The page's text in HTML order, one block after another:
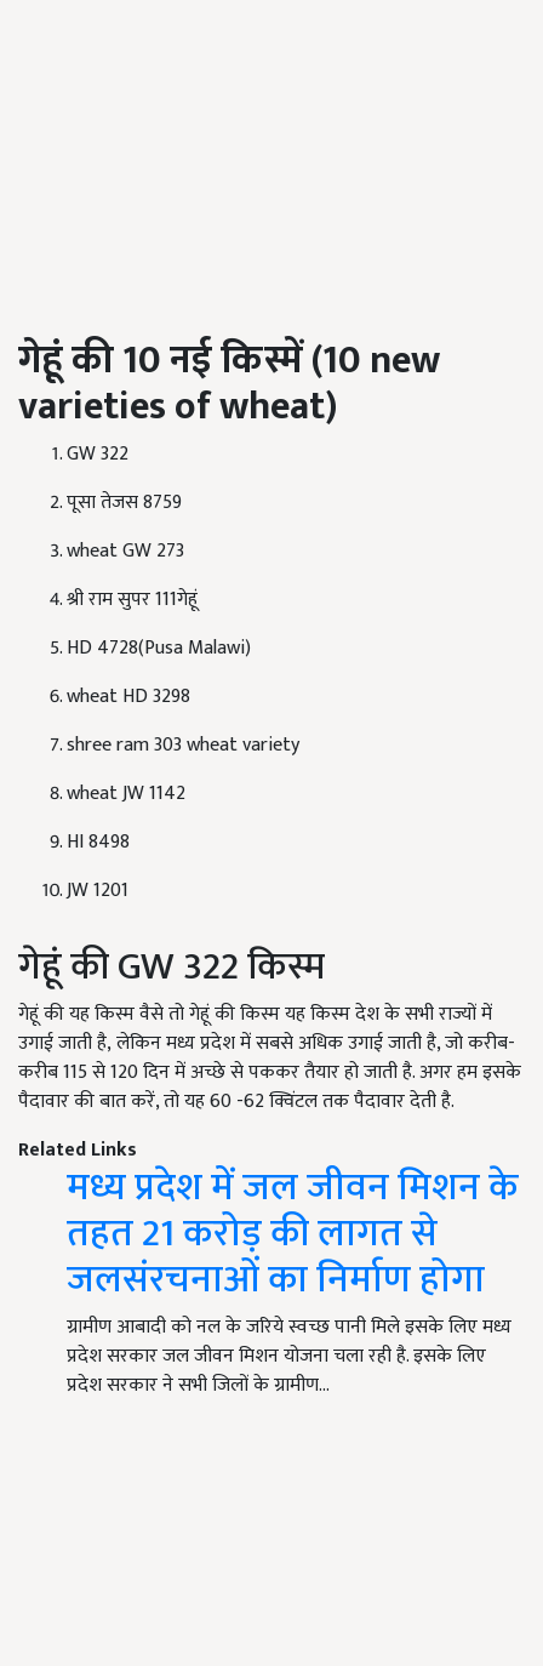
गेहूं की10नई किस्में(10 new
varieties of wheat)
GW 322
पूसा तेजस 8759
wheat GW 273
श्री राम सुपर 111गेहूं
HD 4728(Pusa Malawi)
wheat HD 3298
shree ram 303 wheat variety
wheat JW 1142
HI 8498
JW 1201
गेहूं की GW 322 किस्म
गेहूं की यह किस्म वैसे तो गेहूं की किस्म यह किस्म देश के सभी राज्यों में
उगाई जाती है, लेकिन मध्य प्रदेश में सबसे अधिक उगाई जाती है, जो करीब-
करीब 115 से 120 दिन में अच्छे से पककर तैयार हो जाती है. अगर हम इसके
पैदावार की बात करें, तो यह 60 -62 क्विंटल तक पैदावार देती है.
Related Links
मध्य प्रदेश में जल जीवन मिशन के
तहत 21 करोड़ की लागत से
जलसंरचनाओं का निर्माण होगा
ग्रामीण आबादी को नल के जरिये स्वच्छ पानी मिले इसके लिए मध्य
प्रदेश सरकार जल जीवन मिशन योजना चला रही है. इसके लिए
प्रदेश सरकार ने सभी जिलों के ग्रामीण…